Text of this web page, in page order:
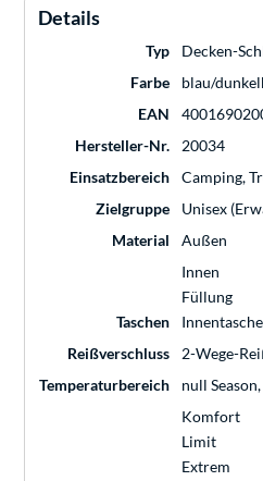
Details
Typ
Decken-
Farbe
blau/
EAN
Hersteller-Nr.
20034
Einsatzbereich
Camping,
Zielgruppe
Unisex
Material
Außen
Innen
Füllung
Taschen
Innentasche
Reißverschluss
2-Wege-
Temperaturbereich
null
Komfort
Limit
Extrem